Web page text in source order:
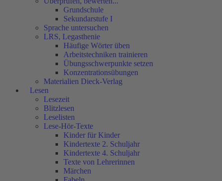
Grundschule
Sekundarstufe I
Sprache untersuchen
LRS, Legasthenie
Häufige Wörter üben
Arbeitstechniken trainieren
Übungsschwerpunkte setzen
Konzentrationsübungen
Materialien Dieck-Verlag
Lesen
Lesezeit
Blitzlesen
Leselisten
Lese-Hör-Texte
Kinder für Kinder
Kindertexte 2. Schuljahr
Kindertexte 4. Schuljahr
Texte von Lehrerinnen
Märchen